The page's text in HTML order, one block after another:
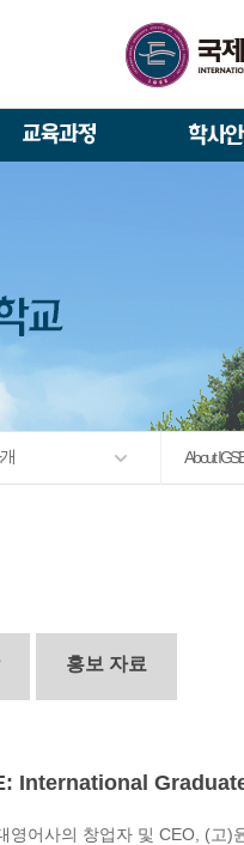
About
홍보 자료
International
영어사의 창업자 및 CEO, (고